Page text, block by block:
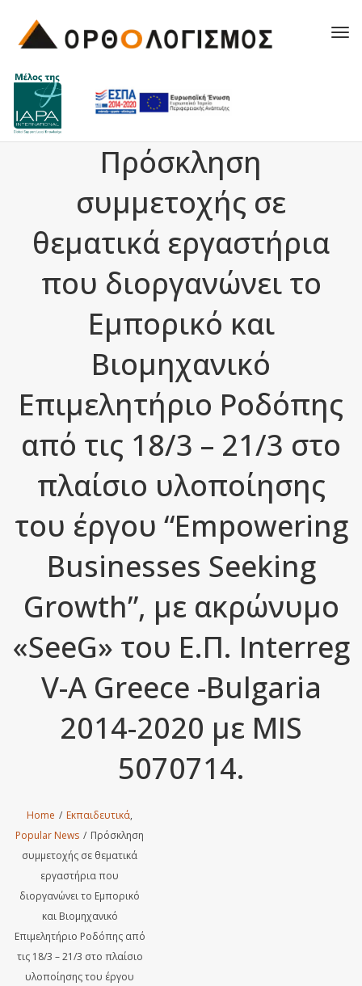
Πρόσκληση
συμμετοχής σε
θεματικά εργαστήρια
που διοργανώνει το
Εμπορικό και
Βιομηχανικό
Επιμελητήριο Ροδόπης
από τις 18/3 – 21/3 στο
πλαίσιο υλοποίησης
του έργου “Empowering
Businesses Seeking
Growth”, με ακρώνυμο
«SeeG» του Ε.Π. Interreg
V-A Greece -Bulgaria
2014-2020 με MIS
5070714.
Home / Εκπαιδευτικά,
Popular News / Πρόσκληση
συμμετοχής σε θεματικά
εργαστήρια που
διοργανώνει το Εμπορικό
και Βιομηχανικό
Επιμελητήριο Ροδόπης από
τις 18/3 – 21/3 στο πλαίσιο
υλοποίησης του έργου